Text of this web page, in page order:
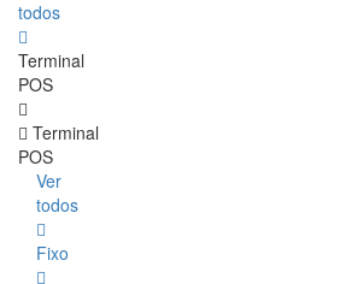
todos
Terminal
POS
Terminal
POS
Ver
todos
Fixo